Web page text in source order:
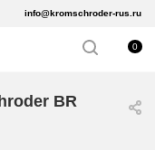
info@kromschroder-rus.ru
0
BR